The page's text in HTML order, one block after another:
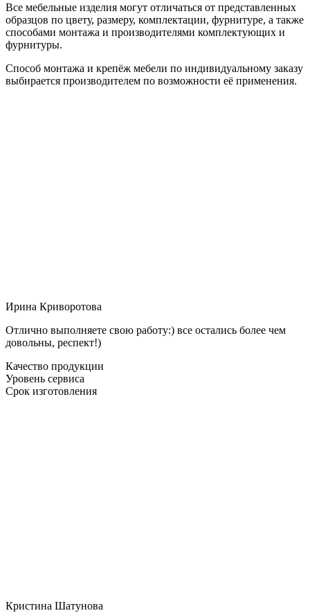
Все мебельные изделия могут отличаться от представленных
образцов по цвету, размеру, комплектации, фурнитуре, а также
способами монтажа и производителями комплектующих и
фурнитуры.
Способ монтажа и крепёж мебели по индивидуальному заказу
выбирается производителем по возможности её применения.
Ирина Криворотова
Отлично выполняете свою работу:) все остались более чем
довольны, респект!)
Качество продукции
Уровень сервиса
Срок изготовления
Кристина Шатунова